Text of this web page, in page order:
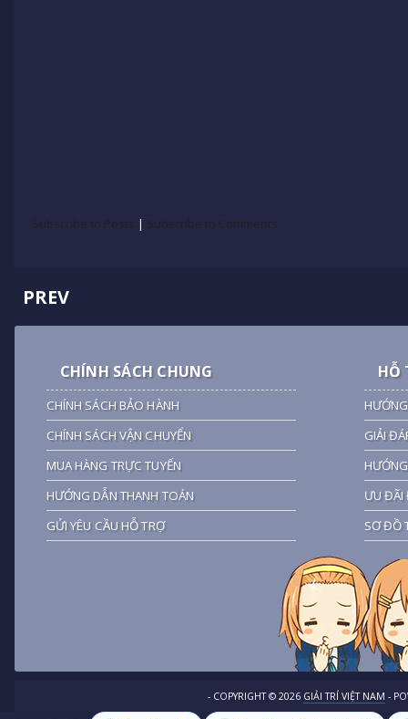
Subscribe to Posts | Subscribe to Comments
PREV
CHÍNH SÁCH CHUNG
CHÍNH SÁCH BẢO HÀNH
CHÍNH SÁCH VẬN CHUYỂN
MUA HÀNG TRỰC TUYẾN
HƯỚNG DẪN THANH TOÁN
GỬI YÊU CẦU HỖ TRỢ
HỖ
GIẢI
ƯU ĐÃI
SƠ ĐỒ
- COPYRIGHT © 2026 GIẢI TRÍ VIỆT NAM -